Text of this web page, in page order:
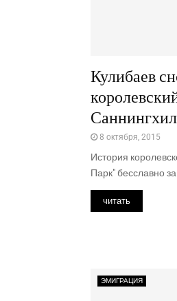
Кулибаев
8 октября, 2015
История
Парк" бесславно
читать
ЭМИГРАЦИЯ